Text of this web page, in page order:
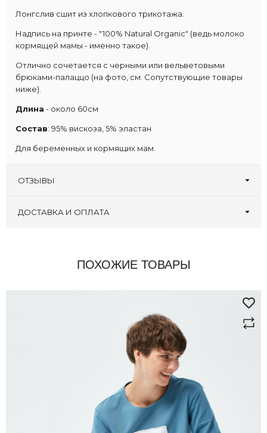
Лонгслив сшит из хлопкового трикотажа.
Надпись на принте - "100% Natural Organic" (ведь молоко
кормящей мамы - именно такое).
Отлично сочетается с черными или вельветовыми
брюками-палаццо (на фото, см. Сопутствующие товары
ниже).
Длина - около 60см
Состав: 95% вискоза, 5% эластан
Для беременных и кормящих мам.
ОТЗЫВЫ
Оставьте первый отзыв!
ДОСТАВКА И ОПЛАТА
ПОХОЖИЕ ТОВАРЫ